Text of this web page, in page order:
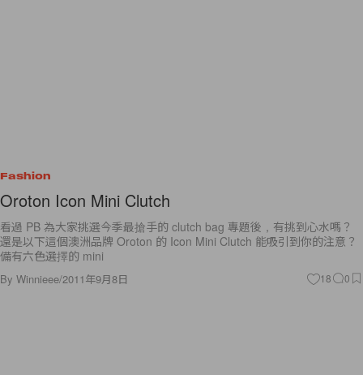
Fashion
Oroton Icon Mini Clutch
看過 PB 為大家挑選今季最搶手的 clutch bag 專題後，有挑到心水嗎？
還是以下這個澳洲品牌 Oroton 的 Icon Mini Clutch 能吸引到你的注意？
備有六色選擇的 mini
By Winnieee/2011年9月8日 18 0